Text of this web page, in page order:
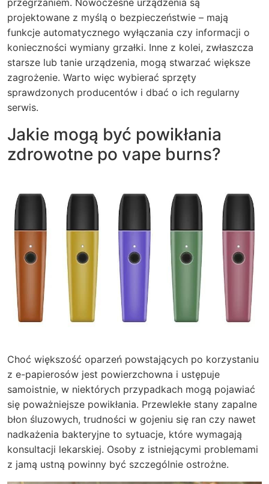
przegrzaniem. Nowoczesne urządzenia są
projektowane z myślą o bezpieczeństwie – mają
funkcje automatycznego wyłączania czy informacji o
konieczności wymiany grzałki. Inne z kolei, zwłaszcza
starsze lub tanie urządzenia, mogą stwarzać większe
zagrożenie. Warto więc wybierać sprzęty
sprawdzonych producentów i dbać o ich regularny
serwis.
Jakie mogą być powikłania
zdrowotne po vape burns?
Choć większość oparzeń powstających po korzystaniu
z e-papierosów jest powierzchowna i ustępuje
samoistnie, w niektórych przypadkach mogą pojawiać
się poważniejsze powikłania. Przewlekłe stany zapalne
błon śluzowych, trudności w gojeniu się ran czy nawet
nadkażenia bakteryjne to sytuacje, które wymagają
konsultacji lekarskiej. Osoby z istniejącymi problemami
z jamą ustną powinny być szczególnie ostrożne.